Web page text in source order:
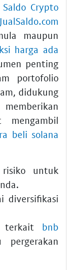
Saldo Crypto
maupun
harga ada
penting
portofolio
didukung
beli solana
risiko untuk
diversifikasi
terkait bnb